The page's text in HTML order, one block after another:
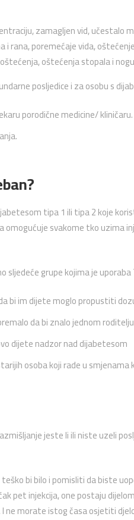
zamagljen vid, učestalo
rana, poremećaje vida,
oštećenja stopala i
posljedice i za osobu s
porodične medicine/ kliničaru.
tipa 1 ili tipa 2 koje
omogućuje svakome tko uzima
sljedeće grupe kojima je
bi im dijete moglo propustiti
da bi znalo jednom
dijete nadzor nad dijabetesom
osoba koji rade u
jeste li ili niste uzeli
bi bilo i pomisliti da biste
pet injekcija, one postaju
ne morate istog časa osjetiti